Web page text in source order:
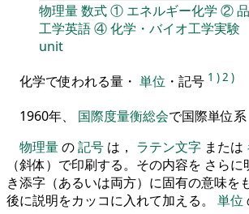
物理量数式① エネルギー化学 ②
工学英語④化学・バイオ工学実験
unit
化学で使われる量・ 単位 ・記号 1 )2 )
1960年、 国際度量衡総会で国際単位
物理量の記号 は， ラテン文字 または
（斜体）で印刷する。その内容を さら
き添字（あるいは両方）に固有の意味
後に説明をカッコに入れて加える。 単位